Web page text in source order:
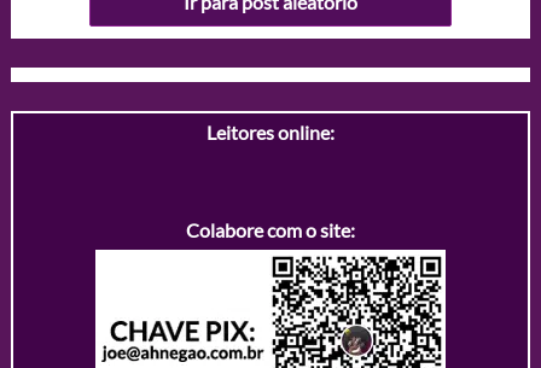
Leitores online:
Colabore com o site: